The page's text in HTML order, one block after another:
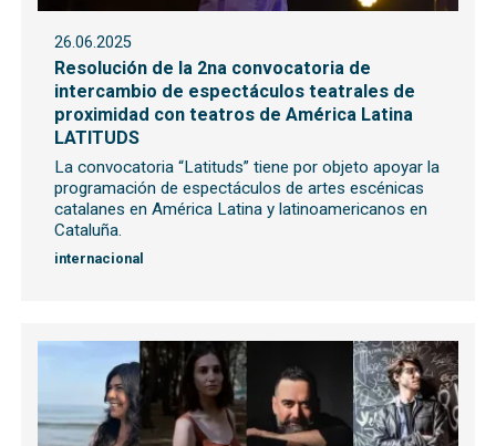
26.06.2025
Resolución de la 2na convocatoria de
intercambio de espectáculos teatrales de
proximidad con teatros de América Latina
LATITUDS
La convocatoria “Latituds” tiene por objeto apoyar la
programación de espectáculos de artes escénicas
catalanes en América Latina y latinoamericanos en
Cataluña.
internacional